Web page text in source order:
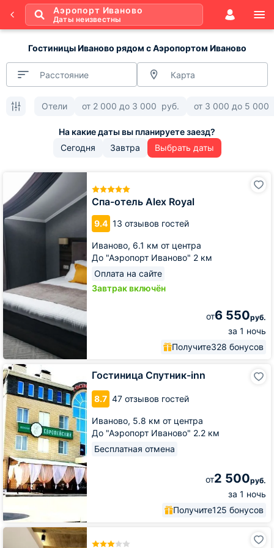
Аэропорт Иваново
Даты неизвестны
Гостиницы Иваново рядом с Аэропортом Иваново
Расстояние Карта
Отели от 2 000 до 3 000 руб. от 3 000 до 5 000
Сегодня Завтра Выбрать даты
Спа-отель Alex Royal
9.4 13 отзывов гостей
Иваново, 6.1 км от центра
До "Аэропорт Иваново" 2 км
Оплата на сайте
Завтрак включён
от6 550руб.
за 1 ночь
Получите328 бонусов
отель
Alex
Royal
Гостиница Спутник-inn
8.7 47 отзывов гостей
Иваново, 5.8 км от центра
До "Аэропорт Иваново" 2.2 км
Бесплатная отмена
от2 500руб.
за 1 ночь
Получите125 бонусов
Гостиница
Спутник-
inn
Гостиница